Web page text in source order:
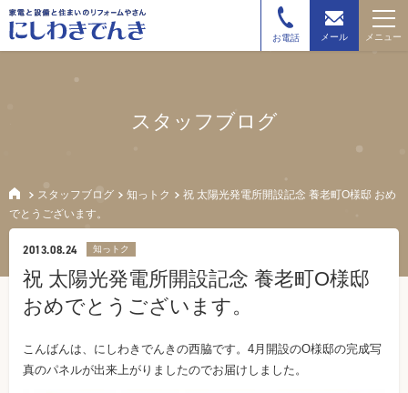
お電話 メール メニュー
スタッフブログ
スタッフブログ 知っトク
祝 太陽光発電所開設記念 養老町O様邸 おめ
でとうございます。
2013.08.24 知っトク
祝 太陽光発電所開設記念 養老町O様邸
おめでとうございます。
こんばんは、にしわきでんきの西脇です。4月開設のO様邸の完成写
真のパネルが出来上がりましたのでお届けしました。